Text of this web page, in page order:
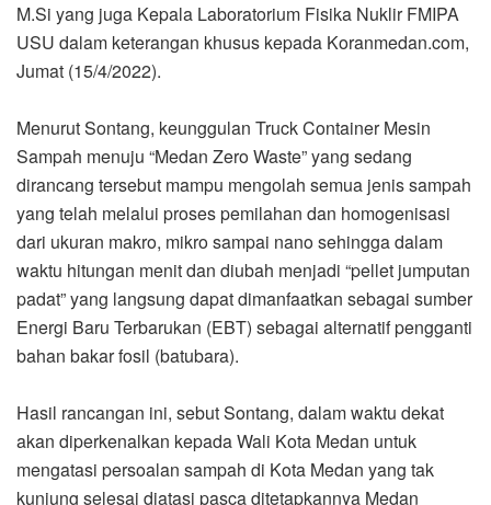
M.Si yang juga Kepala Laboratorium Fisika Nuklir FMIPA
USU dalam keterangan khusus kepada Koranmedan.com,
Jumat (15/4/2022).
Menurut Sontang, keunggulan Truck Container Mesin
Sampah menuju “Medan Zero Waste” yang sedang
dirancang tersebut mampu mengolah semua jenis sampah
yang telah melalui proses pemilahan dan homogenisasi
dari ukuran makro, mikro sampai nano sehingga dalam
waktu hitungan menit dan diubah menjadi “pellet jumputan
padat” yang langsung dapat dimanfaatkan sebagai sumber
Energi Baru Terbarukan (EBT) sebagai alternatif pengganti
bahan bakar fosil (batubara).
Hasil rancangan ini, sebut Sontang, dalam waktu dekat
akan diperkenalkan kepada Wali Kota Medan untuk
mengatasi persoalan sampah di Kota Medan yang tak
kunjung selesai diatasi pasca ditetapkannya Medan